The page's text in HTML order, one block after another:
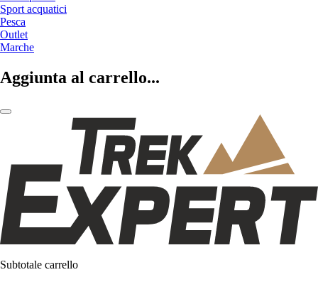
Sport acquatici
Pesca
Outlet
Marche
Aggiunta al carrello...
Subtotale carrello